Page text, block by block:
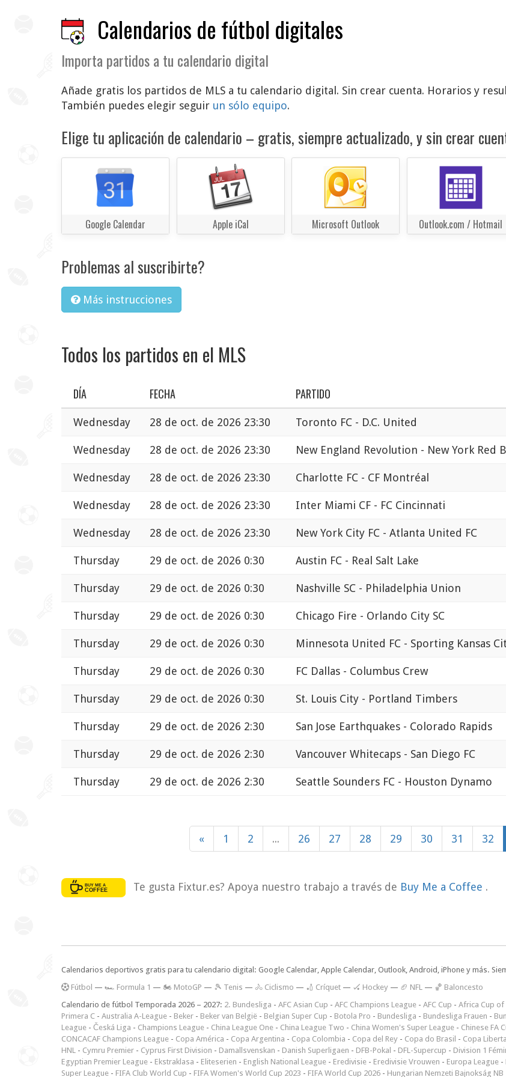
Calendarios de fútbol digitales
Importa partidos a tu calendario digital
Añade gratis los partidos de MLS a tu calendario digital. Sin crear cuenta. Horarios y
También puedes elegir seguir un sólo equipo.
Elige tu aplicación de calendario – gratis, siempre actualizado, y sin crear
Google Calendar Apple iCal Microsoft Outlook Outlook.com / Hotmail
Problemas al suscribirte?
Más instrucciones
Todos los partidos en el MLS
DÍA FECHA PARTIDO
Wednesday 28 de oct. de 2026 23:30 Toronto FC - D.C. United
Wednesday 28 de oct. de 2026 23:30 New England Revolution - New York Red
Wednesday 28 de oct. de 2026 23:30 Charlotte FC - CF Montréal
Wednesday 28 de oct. de 2026 23:30 Inter Miami CF - FC Cincinnati
Wednesday 28 de oct. de 2026 23:30 New York City FC - Atlanta United FC
Thursday 29 de oct. de 2026 0:30 Austin FC - Real Salt Lake
Thursday 29 de oct. de 2026 0:30 Nashville SC - Philadelphia Union
Thursday 29 de oct. de 2026 0:30 Chicago Fire - Orlando City SC
Thursday 29 de oct. de 2026 0:30 Minnesota United FC - Sporting Kansas
Thursday 29 de oct. de 2026 0:30 FC Dallas - Columbus Crew
Thursday 29 de oct. de 2026 0:30 St. Louis City - Portland Timbers
Thursday 29 de oct. de 2026 2:30 San Jose Earthquakes - Colorado Rapids
Thursday 29 de oct. de 2026 2:30 Vancouver Whitecaps - San Diego FC
Thursday 29 de oct. de 2026 2:30 Seattle Sounders FC - Houston Dynamo
« 1 2 ... 26 27 28 29 30 31 32
Te gusta Fixtur.es? Apoya nuestro trabajo a través de Buy Me a Coffee .
Calendarios deportivos gratis para tu calendario digital: Google Calendar, Apple Calendar, Outlook, Android, iPhone y más.
Fútbol — 🏎️ Formula 1 — 🏍 MotoGP — 🎾 Tenis — 🚴 Ciclismo — 🏏 Críquet — 🏑 Hockey — 🏈 NFL — 🏀 Baloncesto
Calendario de fútbol Temporada 2026 – 2027: 2. Bundesliga - AFC Asian Cup - AFC Champions League - AFC Cup - Africa Cup of
Primera C - Australia A-League - Beker - Beker van België - Belgian Super Cup - Botola Pro - Bundesliga - Bundesliga Frauen -
League - Česká Liga - Champions League - China League One - China League Two - China Women's Super League - Chinese FA
CONCACAF Champions League - Copa América - Copa Argentina - Copa Colombia - Copa del Rey - Copa do Brasil - Copa
HNL - Cymru Premier - Cyprus First Division - Damallsvenskan - Danish Superligaen - DFB-Pokal - DFL-Supercup - Division 1
Egyptian Premier League - Ekstraklasa - Eliteserien - English National League - Eredivisie - Eredivisie Vrouwen - Europa League -
Super League - FIFA Club World Cup - FIFA Women's World Cup 2023 - FIFA World Cup 2026 - Hungarian Nemzeti Bajnokság NB